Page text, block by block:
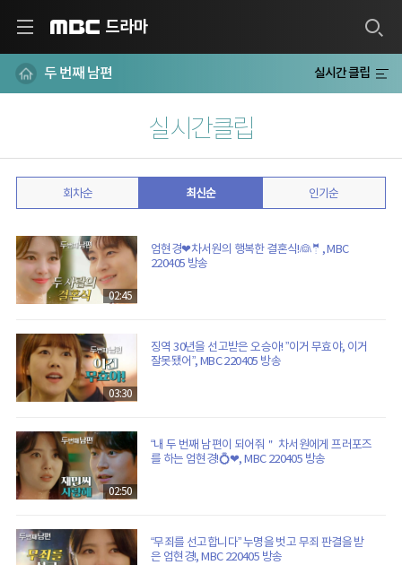
드라마
두 번째 남편 실시간 클립
실시간클립
회차순 최신순 인기순
02:45
엄현경❤차서원의 행복한 결혼식!👰🤵, MBC
220405 방송
03:30
징역 30년을 선고받은 오승아! ”이거 무효야, 이거
잘못됐어”, MBC 220405 방송
02:50
“내 두 번째 남편이 되어줘＂ 차서원에게 프러포즈
를 하는 엄현경!💍❤, MBC 220405 방송
“무죄를 선고합니다” 누명을 벗고 무죄 판결을 받
은 엄현경!, MBC 220405 방송